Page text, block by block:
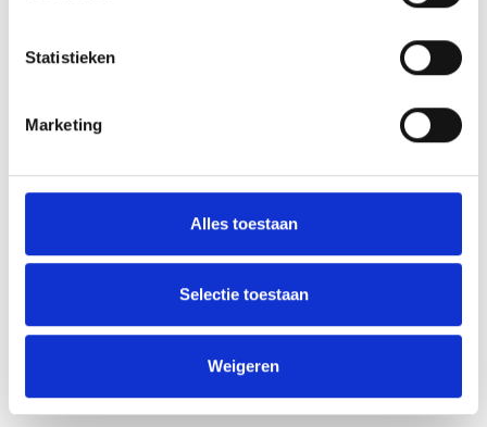
Statistieken
Marketing
Alles toestaan
Selectie toestaan
Weigeren
eSwatini
Ethiopie
Griekenland
Guatemala